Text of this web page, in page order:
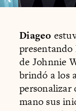
Diageo
de Johnnie
brindó a los
personalizar
mano sus